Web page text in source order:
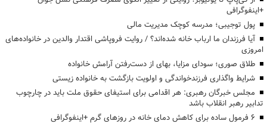
+اینفوگرافی
پول توجیبی؛ مدرسه کوچک مدیریت مالی
آیا فرزندان ما ارباب خانه شده‌اند؟ / روایت فروپاشی اقتدار والدین در خانواده‌های
امروزی
طلاق صوری؛ سودای مزایا، بهای از دست‌رفتن آرامش خانواده
شرایط واگذاری فرزندخواندگی و اولویت بازگشت به خانواده زیستی
مجلس خبرگان رهبری: هر اقدامی برای استیفای حقوق ملت باید در چارچوب
تدابیر رهبر انقلاب باشد
6 فرمول ساده برای کاهش دمای خانه در روزهای گرم +اینفوگرافی